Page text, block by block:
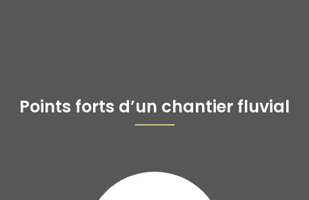
Points forts d’un chantier fluvial